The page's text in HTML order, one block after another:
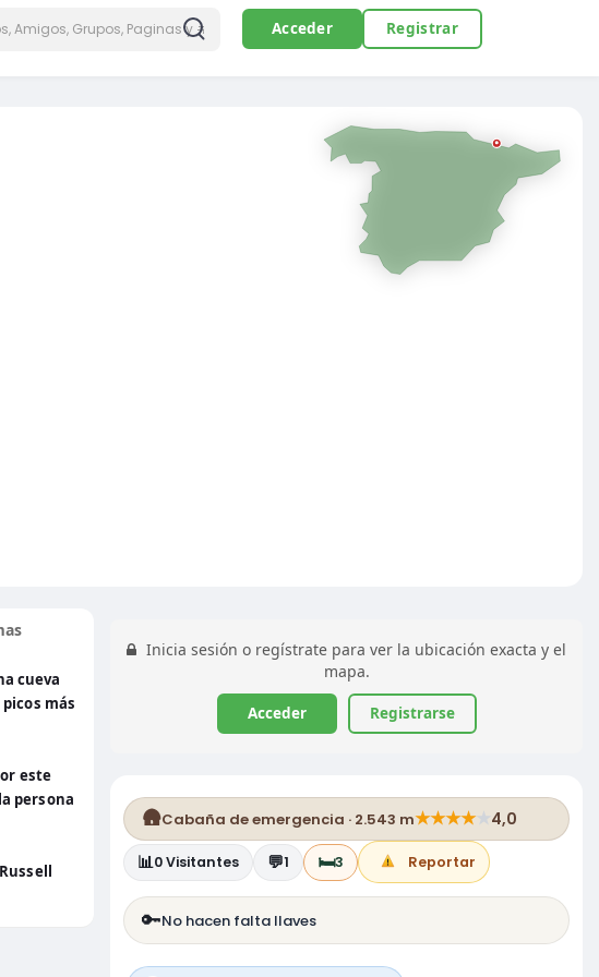
Acceder Registrar
cueva
más
este
persona
Inicia sesión o regístrate para ver la ubicación exacta y el
mapa.
Acceder Registrarse
🛖Cabaña de emergencia · 2.543 m★★★★★4,0
📊0Visitantes 💬1 🛏️3 Reportar
🔑No hacen falta llaves